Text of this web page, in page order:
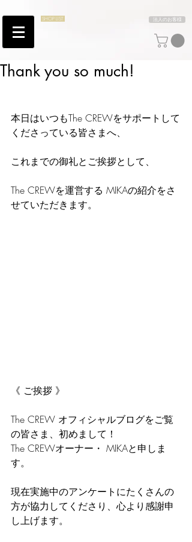
SHOP LIST 法人のお客様
Thank you so much!
本日はいつもThe CREWをサポートして
くださっている皆さまへ、
これまでの御礼とご挨拶として、
The CREWを運営する MIKAの紹介をさ
せていただきます。
《 ご挨拶 》
The CREW オフィシャルブログをご覧
の皆さま、初めまして！
The CREWオーナー・ MIKAと申しま
す。
現在実施中のアンケートにたくさんの
方が協力してくださり、心より感謝申
し上げます。